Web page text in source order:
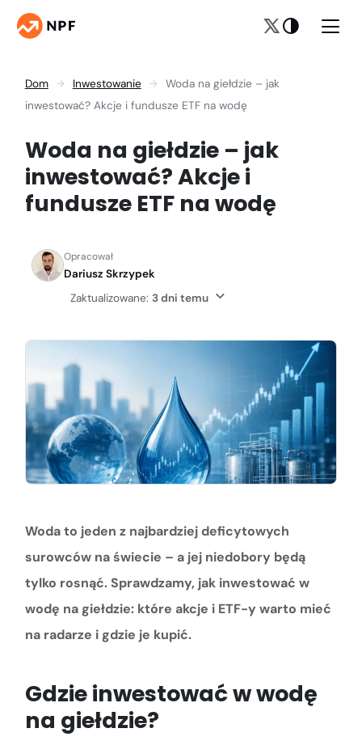
Dom Inwestowanie
Woda na giełdzie – jak
inwestować? Akcje i fundusze ETF na wodę
Woda na giełdzie – jak
inwestować? Akcje i
fundusze ETF na wodę
Opracował
Dariusz Skrzypek
Zaktualizowane: 3 dni temu
Woda to jeden z najbardziej deficytowych
surowców na świecie – a jej niedobory będą
tylko rosnąć. Sprawdzamy, jak inwestować w
wodę na giełdzie: które akcje i ETF-y warto mieć
na radarze i gdzie je kupić.
Gdzie inwestować w wodę
na giełdzie?